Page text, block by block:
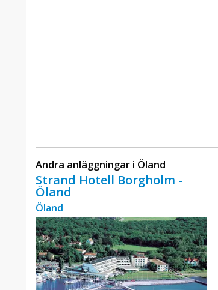
Andra anläggningar i Öland
Strand Hotell Borgholm -
Öland
Öland